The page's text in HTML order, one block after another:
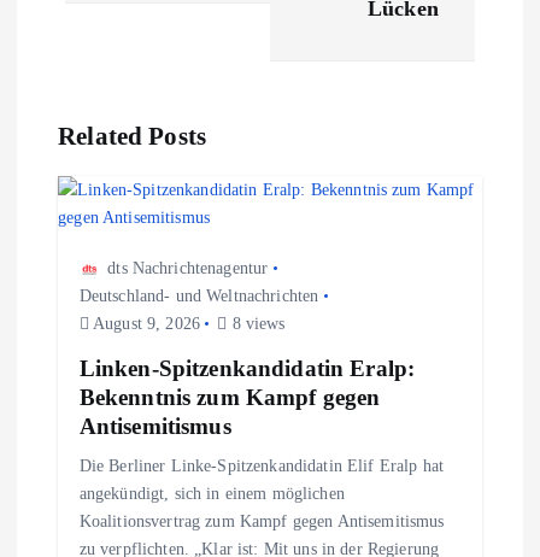
s
n
Lücken
Related Posts
dts Nachrichtenagentur
Deutschland- und Weltnachrichten
August 9, 2026
8 views
Linken-Spitzenkandidatin Eralp:
Bekenntnis zum Kampf gegen
Antisemitismus
Die Berliner Linke-Spitzenkandidatin Elif Eralp hat
angekündigt, sich in einem möglichen
Koalitionsvertrag zum Kampf gegen Antisemitismus
zu verpflichten. „Klar ist: Mit uns in der Regierung